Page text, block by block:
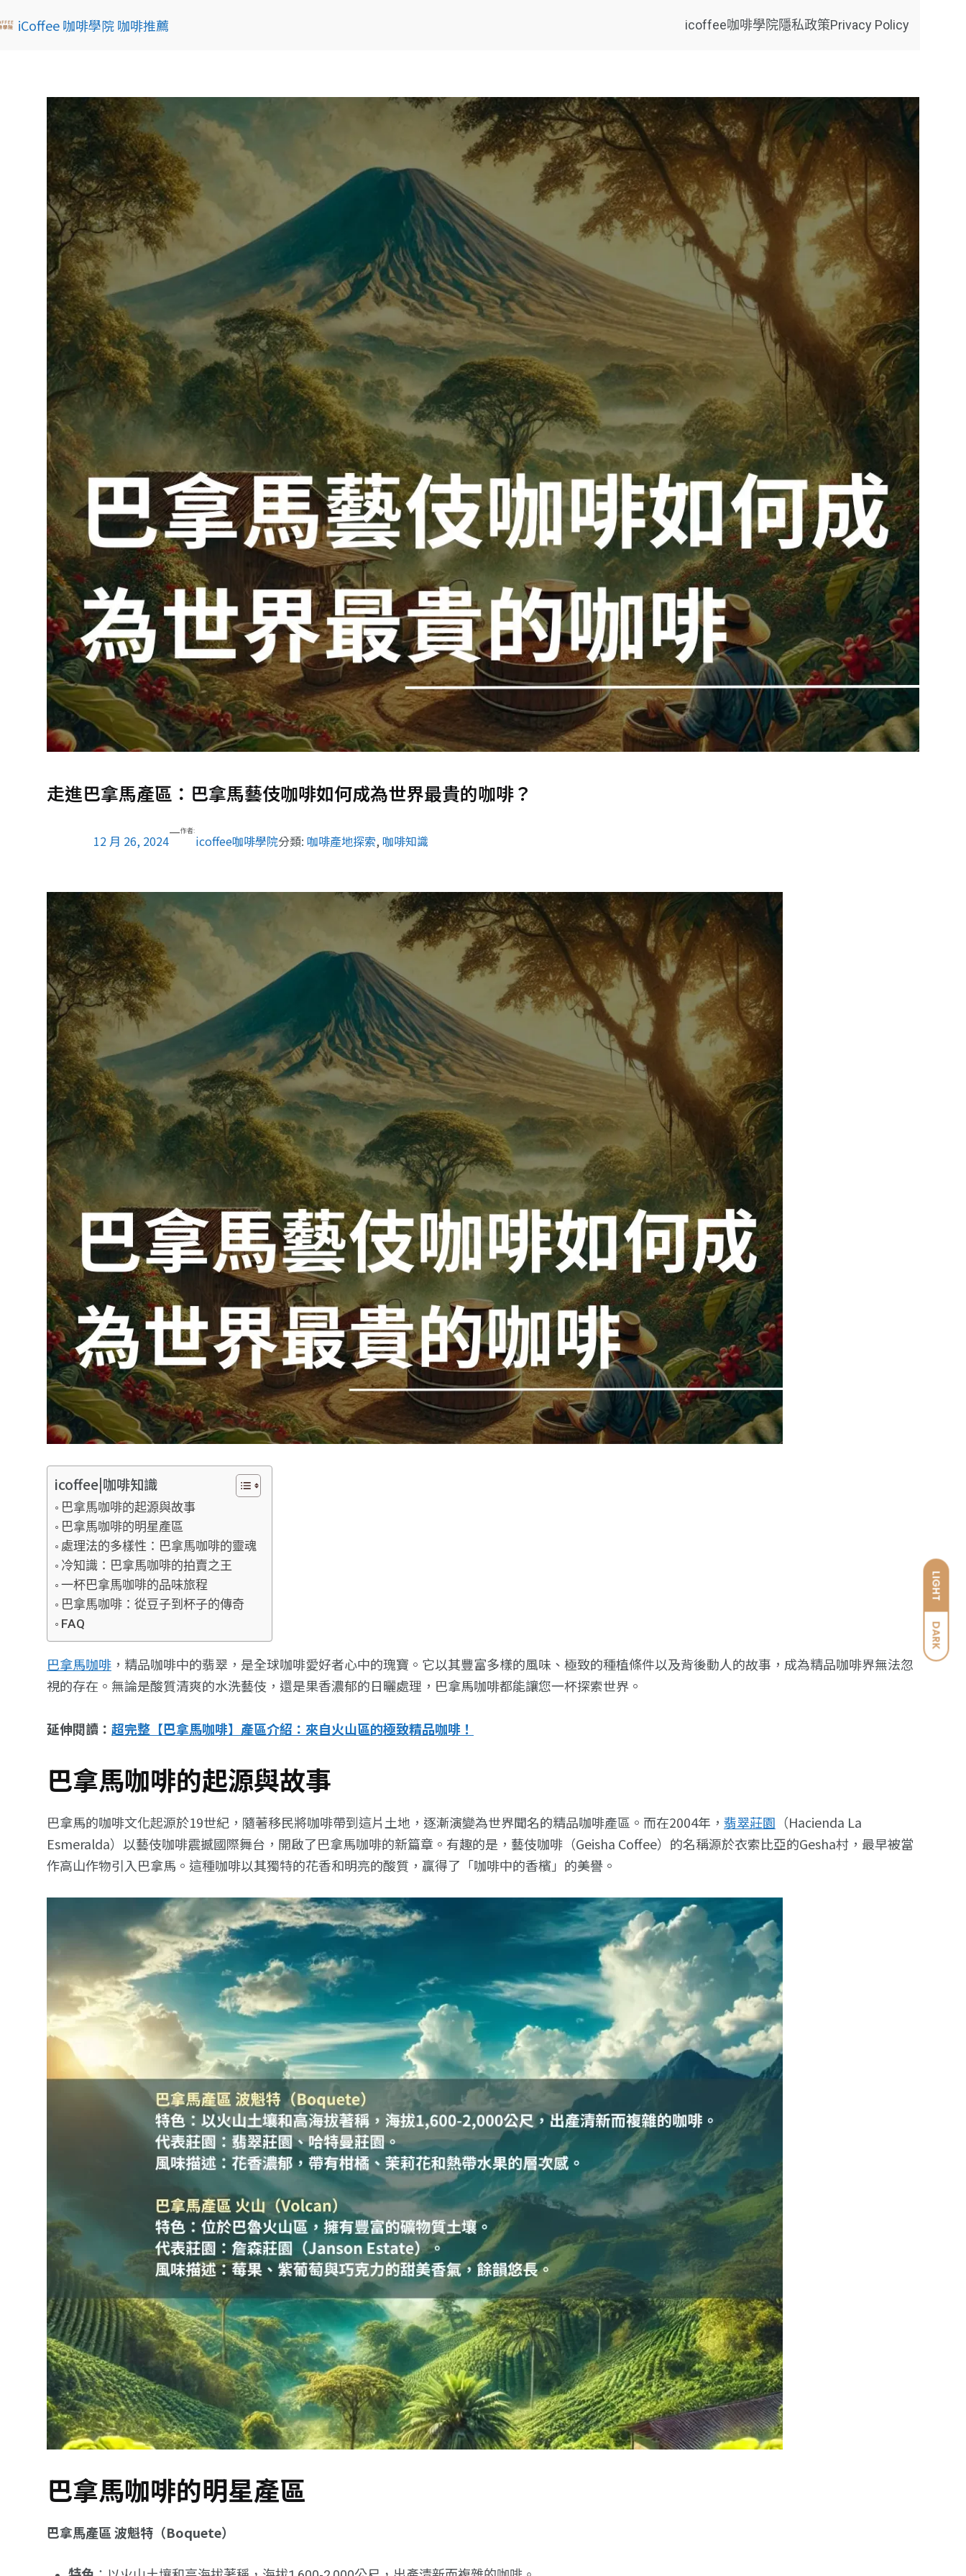
LIGHT
DARK
iCoffee 咖啡學院 咖啡推薦 icoffee咖啡學院隱私政策Privacy Policy
走進巴拿馬產區：巴拿馬藝伎咖啡如何成為世界最貴的咖啡？
12 月 26, 2024
—作者:
icoffee咖啡學院分類: 咖啡產地探索, 咖啡知識
icoffee|咖啡知識
巴拿馬咖啡的起源與故事
巴拿馬咖啡的明星產區
處理法的多樣性：巴拿馬咖啡的靈魂
冷知識：巴拿馬咖啡的拍賣之王
一杯巴拿馬咖啡的品味旅程
巴拿馬咖啡：從豆子到杯子的傳奇
FAQ
巴拿馬咖啡 ，精品咖啡中的翡翠，是全球咖啡愛好者心中的瑰寶。它以其豐富多樣的風味、極致的種植條件以及背後動人的故事，成為精品咖啡界無法忽
視的存在。無論是酸質清爽的水洗藝伎，還是果香濃郁的日曬處理，巴拿馬咖啡都能讓您一杯探索世界。
延伸閱讀： 超完整【巴拿馬咖啡】產區介紹：來自火山區的極致精品咖啡！
巴拿馬咖啡的起源與故事
巴拿馬的咖啡文化起源於19世紀，隨著移民將咖啡帶到這片土地，逐漸演變為世界聞名的精品咖啡產區。而在2004年， 翡翠莊園 （Hacienda La
Esmeralda）以藝伎咖啡震撼國際舞台，開啟了巴拿馬咖啡的新篇章。有趣的是，藝伎咖啡（Geisha Coffee）的名稱源於衣索比亞的Gesha村，最早被當
作高山作物引入巴拿馬。這種咖啡以其獨特的花香和明亮的酸質，贏得了「咖啡中的香檳」的美譽。
巴拿馬咖啡的明星產區
巴拿馬產區 波魁特（Boquete）